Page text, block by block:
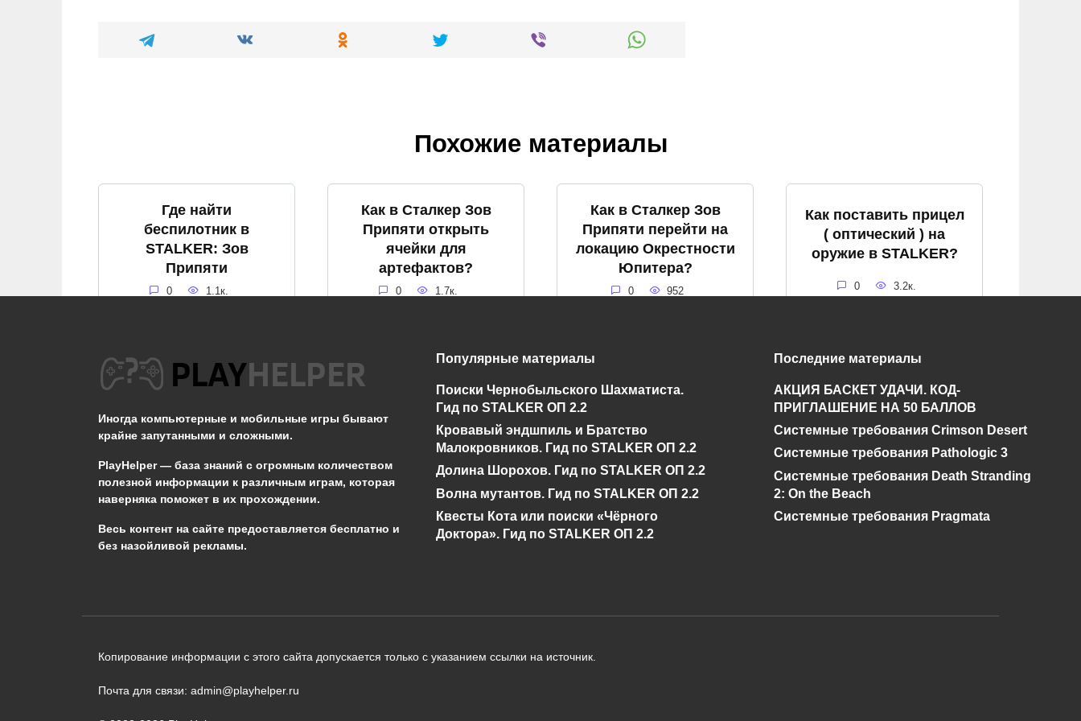
Похожие материалы
Где найти
беспилотник в
STALKER: Зов
Припяти
0 1.1к.
Как в Сталкер Зов
Припяти открыть
ячейки для
артефактов?
0 1.7к.
Как в Сталкер Зов
Припяти перейти на
локацию Окрестности
Юпитера?
0 952
Как поставить прицел
( оптический ) на
оружие в STALKER?
0 3.2к.
Как кидать болты в
0 1.2к.
Как убить Бюрера в
Сталкер Зов Припяти
615
Сталкер Зов
0
Сварог в Сталкер Зов
Припяти?
0 1.1к.
Иногда компьютерные и мобильные игры бывают
крайне запутанными и сложными.
PlayHelper — база знаний с огромным количеством
полезной информации к различным играм, которая
наверняка поможет в их прохождении.
Весь контент на сайте предоставляется бесплатно и
без назойливой рекламы.
Популярные материалы
Поиски Чернобыльского Шахматиста.
Гид по STALKER ОП 2.2
Кровавый эндшпиль и Братство
Малокровников. Гид по STALKER ОП 2.2
Долина Шорохов. Гид по STALKER ОП 2.2
Волна мутантов. Гид по STALKER ОП 2.2
Квесты Кота или поиски «Чёрного
Доктора». Гид по STALKER ОП 2.2
Последние материалы
АКЦИЯ БАСКЕТ УДАЧИ. КОД-
ПРИГЛАШЕНИЕ НА 50 БАЛЛОВ
Системные требования Crimson Desert
Системные требования Pathologic 3
Системные требования Death Stranding
2: On the Beach
Системные требования Pragmata
Копирование информации с этого сайта допускается только с указанием ссылки на источник.
Почта для связи: admin@playhelper.ru
Сообщить об ошибке